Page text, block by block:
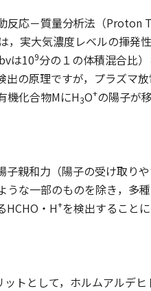
反応－質量分析法（
，実大気濃度レベルの揮発
は109分の１の体積混合比
の原理ですが，プラズマ
機化合物MにH3O+の陽子が
子親和力（陽子の受け取り
な一部のものを除き，多
HCHO・H+を検出することに
トとして，ホルムアルデ